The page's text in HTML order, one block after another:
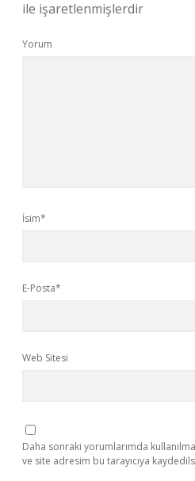
ile işaretlenmişlerdir
Yorum
İsim*
E-Posta*
Web Sitesi
Daha sonraki yorumlarımda
ve site adresim bu tarayıcıya